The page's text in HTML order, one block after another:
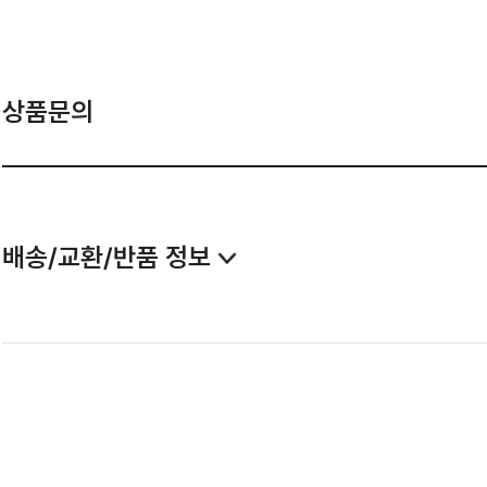
상품문의
배송/교환/반품 정보